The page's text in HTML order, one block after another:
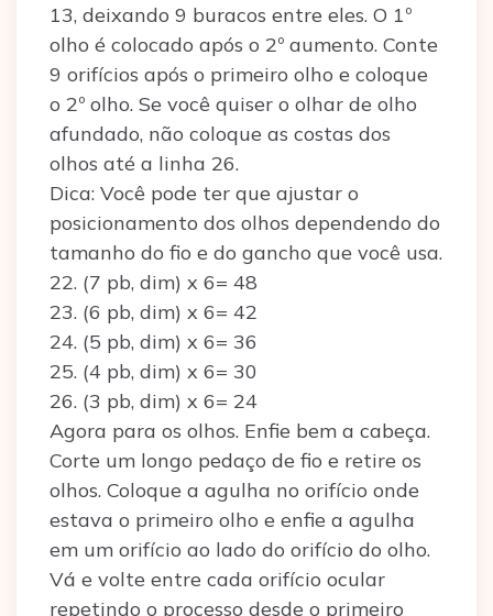
13, deixando 9 buracos entre eles. O 1º
olho é colocado após o 2º aumento. Conte
9 orifícios após o primeiro olho e coloque
o 2º olho. Se você quiser o olhar de olho
afundado, não coloque as costas dos
olhos até a linha 26.
Dica: Você pode ter que ajustar o
posicionamento dos olhos dependendo do
tamanho do fio e do gancho que você usa.
22. (7 pb, dim) x 6= 48
23. (6 pb, dim) x 6= 42
24. (5 pb, dim) x 6= 36
25. (4 pb, dim) x 6= 30
26. (3 pb, dim) x 6= 24
Agora para os olhos. Enfie bem a cabeça.
Corte um longo pedaço de fio e retire os
olhos. Coloque a agulha no orifício onde
estava o primeiro olho e enfie a agulha
em um orifício ao lado do orifício do olho.
Vá e volte entre cada orifício ocular
repetindo o processo desde o primeiro